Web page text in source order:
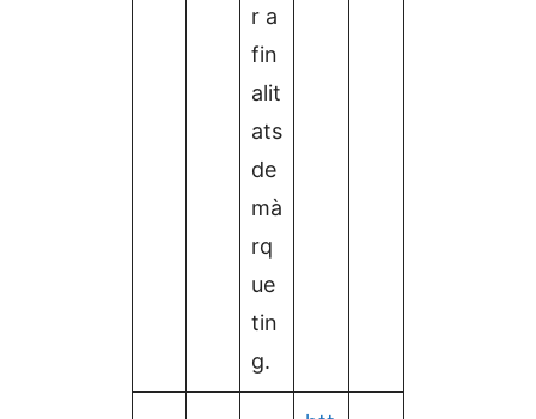
r a
fin
alit
ats
de
mà
rq
ue
tin
g.